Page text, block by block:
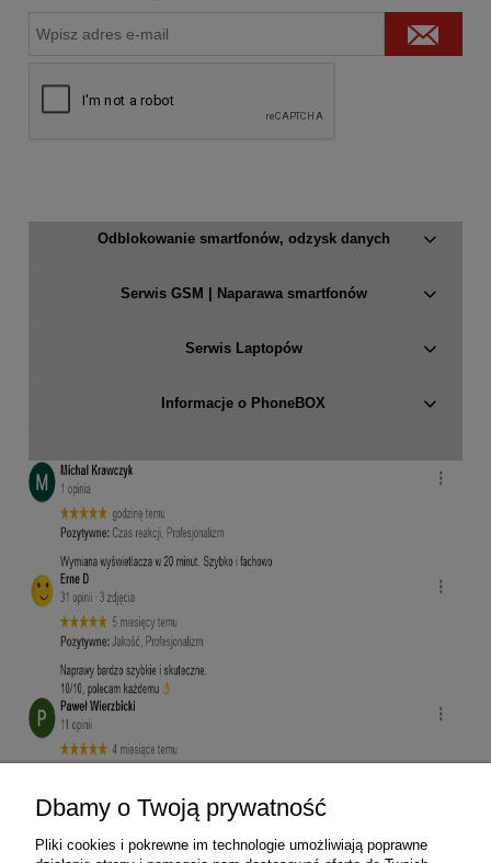
Odblokowanie smartfonów, odzysk danych
Serwis GSM | Naparawa smartfonów
Serwis Laptopów
Informacje o PhoneBOX
Dbamy o Twoją prywatność
Pliki cookies i pokrewne im technologie umożliwiają poprawne